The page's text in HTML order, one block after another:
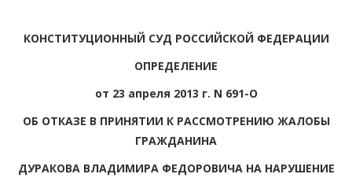
КОНСТИТУЦИОННЫЙ СУД РОССИЙСКОЙ ФЕДЕРАЦИИ
ОПРЕДЕЛЕНИЕ
от 23 апреля 2013 г. N 691-О
ОБ ОТКАЗЕ В ПРИНЯТИИ К РАССМОТРЕНИЮ ЖАЛОБЫ
ГРАЖДАНИНА
ДУРАКОВА ВЛАДИМИРА ФЕДОРОВИЧА НА НАРУШЕНИЕ